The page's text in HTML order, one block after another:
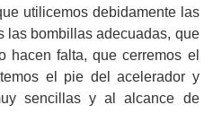
utilicemos debidamente las
las bombillas adecuadas, que
hacen falta, que cerremos el
el pie del acelerador y
sencillas y al alcance de